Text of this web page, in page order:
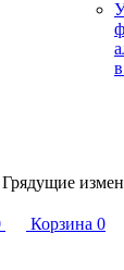
Корзина 0